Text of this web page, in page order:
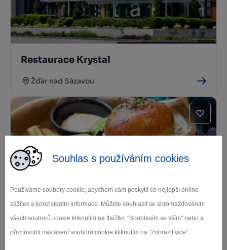
Souhlas s používáním cookies
Používáme soubory cookie, abychom vám poskytli co nejlepší online
zážitek a konzistentní informace. Můžete souhlasit se shromažďováním
všech souborů cookie kliknutím na tlačítko "Souhlasím se vším" nebo si
přizpůsobit nastavení souborů cookie kliknutím na "Zobrazit více".
Restaurace Krystal
Žďár nad Sázavou
Oáza Thai Bistro
Žďár nad Sázavou